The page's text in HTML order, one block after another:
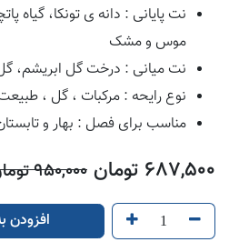
نت پایانی : دانه ی تونکا، گیاه
موس و مشک
نت میانی : درخت گل ابریشم،
نوع رایحه : مرکبات ، گل ،
مناسب برای فصل : بهار و
687,500 تومان 950,000
افزودن